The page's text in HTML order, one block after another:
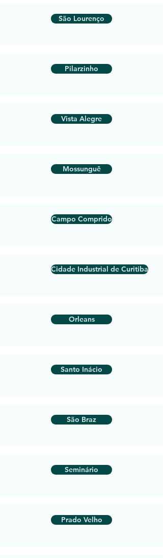
São Lourenço
Pilarzinho
Vista Alegre
Mossunguê
Campo Comprido
Cidade Industrial de Curitiba
Orleans
Santo Inácio
São Braz
Seminário
Prado Velho